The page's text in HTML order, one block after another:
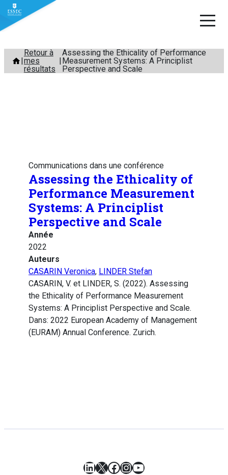
Aller
contenu
Retour à
mes
résultats
Assessing the Ethicality of Performance
Measurement Systems: A Principlist
Perspective and Scale
Communications dans une conférence
Assessing the Ethicality of
Performance Measurement
Systems: A Principlist
Perspective and Scale
Année
2022
Auteurs
CASARIN Veronica, LINDER Stefan
CASARIN, V. et LINDER, S. (2022). Assessing
the Ethicality of Performance Measurement
Systems: A Principlist Perspective and Scale.
Dans: 2022 European Academy of Management
(EURAM) Annual Conference. Zurich.
LinkedIn
X Facebook
Instagram
YouTube